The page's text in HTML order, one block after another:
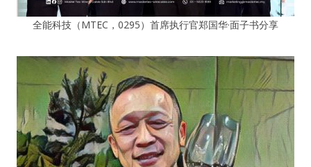
全能科技（MTEC，0295）首席执行官郑国华·面子书分享